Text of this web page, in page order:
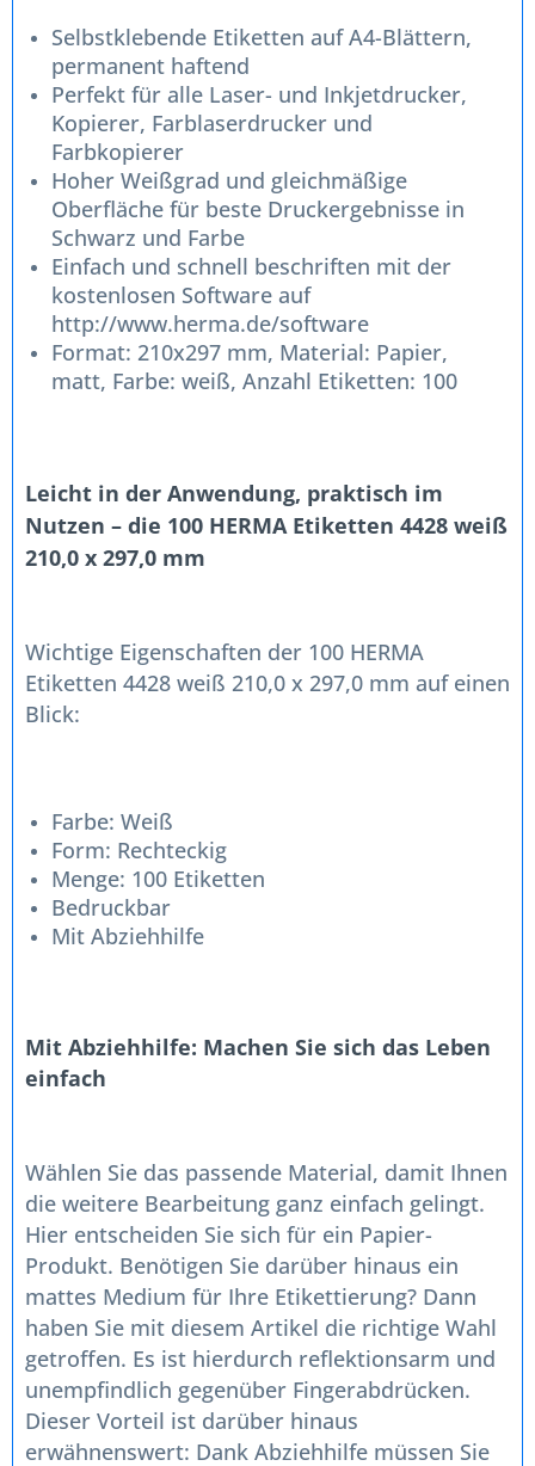
Selbstklebende Etiketten auf A4-Blättern,
permanent haftend
Perfekt für alle Laser- und Inkjetdrucker,
Kopierer, Farblaserdrucker und
Farbkopierer
Hoher Weißgrad und gleichmäßige
Oberfläche für beste Druckergebnisse in
Schwarz und Farbe
Einfach und schnell beschriften mit der
kostenlosen Software auf
http://www.herma.de/software
Format: 210x297 mm, Material: Papier,
matt, Farbe: weiß, Anzahl Etiketten: 100
Leicht in der Anwendung, praktisch im
Nutzen – die 100 HERMA Etiketten 4428 weiß
210,0 x 297,0 mm
Wichtige Eigenschaften der 100 HERMA
Etiketten 4428 weiß 210,0 x 297,0 mm auf einen
Blick:
Farbe: Weiß
Form: Rechteckig
Menge: 100 Etiketten
Bedruckbar
Mit Abziehhilfe
Mit Abziehhilfe: Machen Sie sich das Leben
einfach
Wählen Sie das passende Material, damit Ihnen
die weitere Bearbeitung ganz einfach gelingt.
Hier entscheiden Sie sich für ein Papier-
Produkt. Benötigen Sie darüber hinaus ein
mattes Medium für Ihre Etikettierung? Dann
haben Sie mit diesem Artikel die richtige Wahl
getroffen. Es ist hierdurch reflektionsarm und
unempfindlich gegenüber Fingerabdrücken.
Dieser Vorteil ist darüber hinaus
erwähnenswert: Dank Abziehhilfe müssen Sie